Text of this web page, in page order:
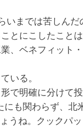
までは苦しん
とにこしたこと
ベネフィット
いる。
で明確に分けて投
も関わらず、
うね。クックパ